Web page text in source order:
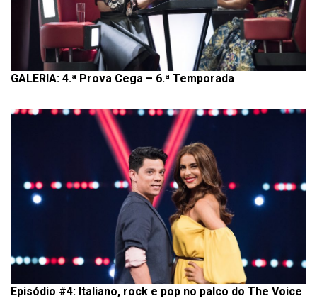
GALERIA: 4.ª Prova Cega – 6.ª Temporada
Episódio #4: Italiano, rock e pop no palco do The Voice